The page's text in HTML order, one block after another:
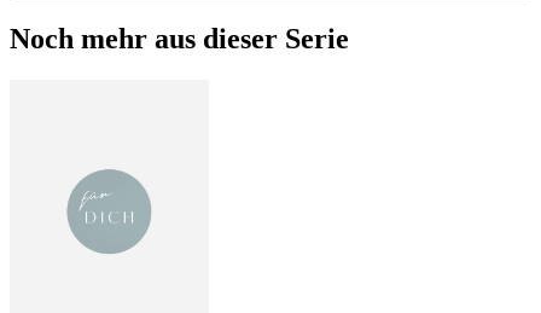
Noch mehr aus dieser Serie